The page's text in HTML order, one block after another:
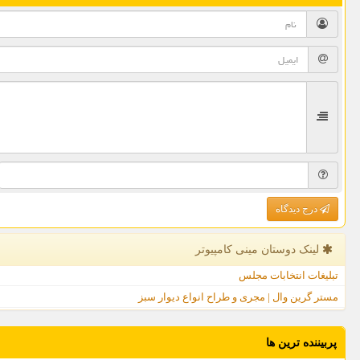
درج دیدگاه
لینک دوستان مینی كامپیوتر
تبلیغات انتخابات مجلس
مستر گرین وال | مجری و طراح انواع دیوار سبز
پربیننده ترین ها